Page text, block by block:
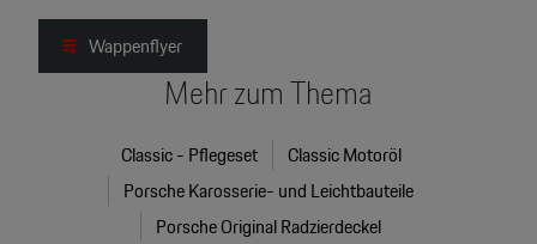
Wappenflyer
Mehr zum Thema
Classic - Pflegeset
Classic Motoröl
Porsche Karosserie- und Leichtbauteile
Porsche Original Radzierdeckel